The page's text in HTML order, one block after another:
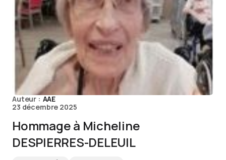
Auteur : AAE
23 décembre 2025
Hommage à Micheline
DESPIERRES-DELEUIL